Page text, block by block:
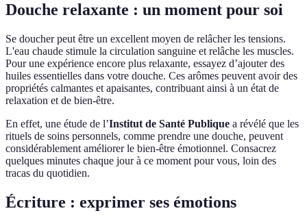
Douche relaxante : un moment pour soi
Se doucher peut être un excellent moyen de relâcher les tensions.
L'eau chaude stimule la circulation sanguine et relâche les muscles.
Pour une expérience encore plus relaxante, essayez d’ajouter des
huiles essentielles dans votre douche. Ces arômes peuvent avoir des
propriétés calmantes et apaisantes, contribuant ainsi à un état de
relaxation et de bien-être.
En effet, une étude de l’Institut de Santé Publique a révélé que les
rituels de soins personnels, comme prendre une douche, peuvent
considérablement améliorer le bien-être émotionnel. Consacrez
quelques minutes chaque jour à ce moment pour vous, loin des
tracas du quotidien.
Écriture : exprimer ses émotions